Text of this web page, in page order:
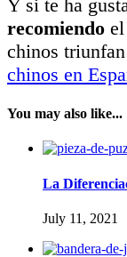
Y si te ha
recomiendo
chinos
chinos en
You may also like...
La
July 11, 2021